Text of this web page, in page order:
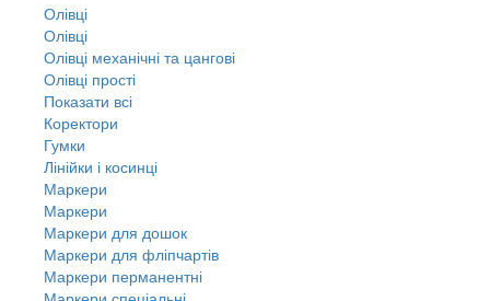
Олівці
Олівці
Олівці механічні та цангові
Олівці прості
Показати всі
Коректори
Гумки
Лінійки і косинці
Маркери
Маркери
Маркери для дошок
Маркери для фліпчартів
Маркери перманентні